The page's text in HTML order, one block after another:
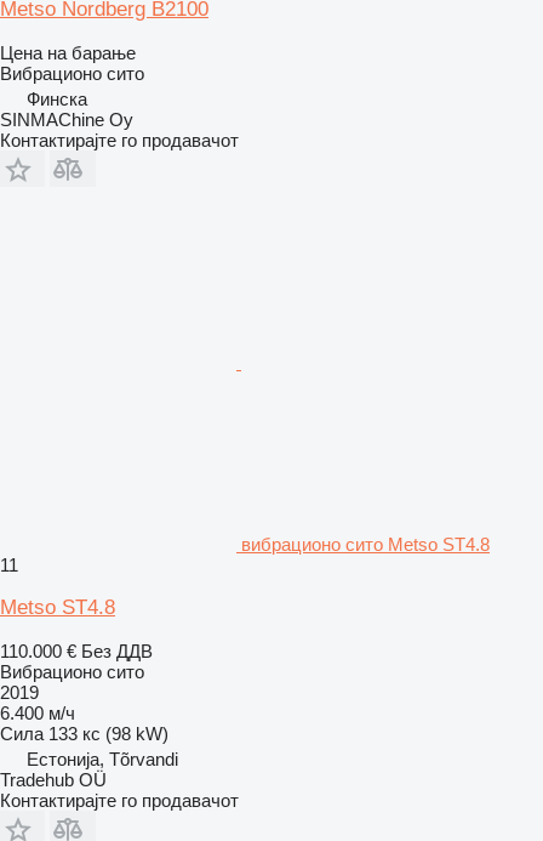
Metso Nordberg B2100
Цена на барање
Вибрационо сито
Финска
SINMAChine Oy
Контактирајте го продавачот
вибрационо сито Metso ST4.8
11
Metso ST4.8
110.000 € Без ДДВ
Вибрационо сито
2019
6.400 м/ч
Сила 133 кс (98 kW)
Естонија, Tõrvandi
Tradehub OÜ
Контактирајте го продавачот